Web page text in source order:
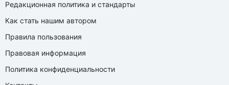
Редакционная политика и стандарты
Как стать нашим автором
Правила пользования
Правовая информация
Политика конфиденциальности